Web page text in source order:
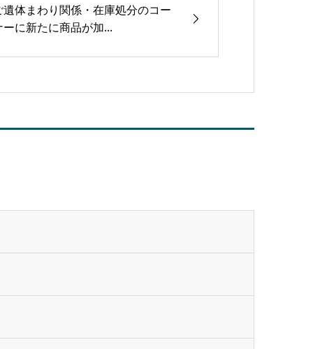
遺体まわり関係・在庫処分のコー
ーに新たに商品が加...